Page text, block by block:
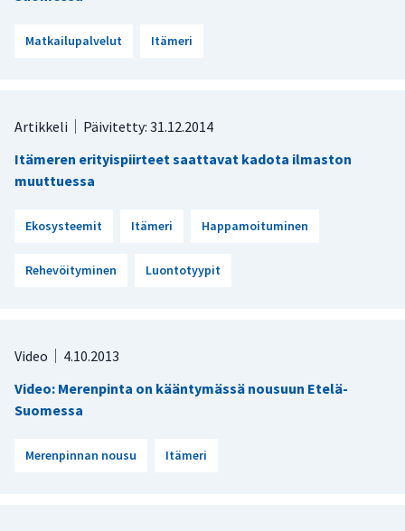
Matkailupalvelut Itämeri
Artikkeli
Päivitetty: 31.12.2014
Itämeren erityispiirteet saattavat kadota ilmaston
muuttuessa
Ekosysteemit Itämeri Happamoituminen
Rehevöityminen Luontotyypit
Video
4.10.2013
Video: Merenpinta on kääntymässä nousuun Etelä-
Suomessa
Merenpinnan nousu Itämeri